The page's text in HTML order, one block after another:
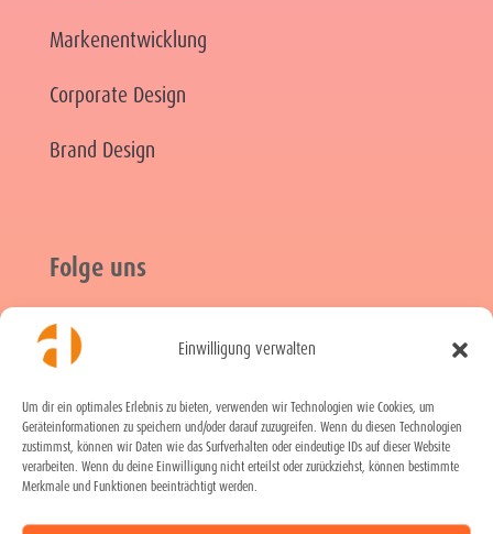
Einwilligung verwalten
Um dir ein optimales Erlebnis zu bieten, verwenden wir Technologien wie Cookies, um
Geräteinformationen zu speichern und/oder darauf zuzugreifen. Wenn du diesen Technologien
zustimmst, können wir Daten wie das Surfverhalten oder eindeutige IDs auf dieser Website
verarbeiten. Wenn du deine Einwilligung nicht erteilst oder zurückziehst, können bestimmte
Merkmale und Funktionen beeinträchtigt werden.
Markenentwicklung
Corporate Design
Brand Design
Folge uns
Instagram
LinkedIn
Xing
Facebook